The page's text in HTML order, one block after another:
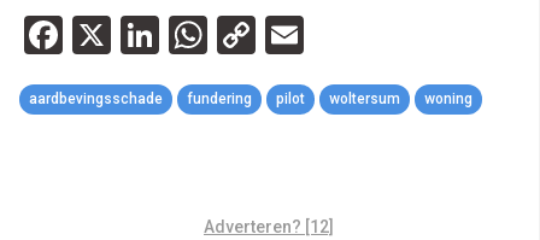
Facebook
X LinkedIn
WhatsApp
Copy
Link
aardbevingsschade fundering pilot woltersum woning
Adverteren? [12]